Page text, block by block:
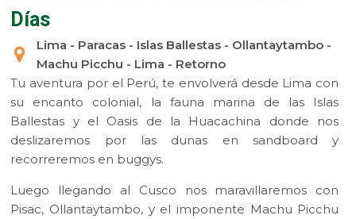
Días
Lima - Paracas - Islas Ballestas - Ollantaytambo -
Machu Picchu - Lima - Retorno
Tu aventura por el Perú, te envolverá desde Lima con
su encanto colonial, la fauna marina de las Islas
Ballestas y el Oasis de la Huacachina donde nos
deslizaremos por las dunas en sandboard y
recorreremos en buggys.
Luego llegando al Cusco nos maravillaremos con
Pisac, Ollantaytambo, y el imponente Machu Picchu